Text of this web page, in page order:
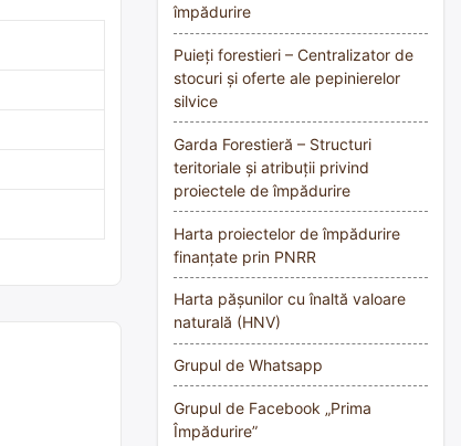
împădurire
Puieți forestieri – Centralizator de
stocuri și oferte ale pepinierelor
silvice
Garda Forestieră – Structuri
teritoriale și atribuții privind
proiectele de împădurire
Harta proiectelor de împădurire
finanțate prin PNRR
Harta pășunilor cu înaltă valoare
naturală (HNV)
Grupul de Whatsapp
Grupul de Facebook „Prima
Împădurire”